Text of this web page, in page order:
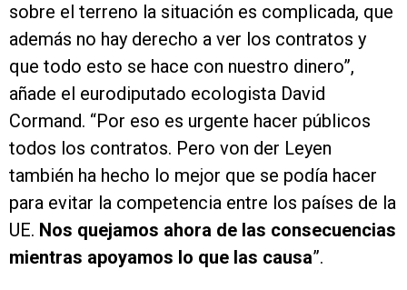
sobre el terreno la situación es complicada, que
además no hay derecho a ver los contratos y
que todo esto se hace con nuestro dinero”,
añade el eurodiputado ecologista David
Cormand. “Por eso es urgente hacer públicos
todos los contratos. Pero von der Leyen
también ha hecho lo mejor que se podía hacer
para evitar la competencia entre los países de la
UE. Nos quejamos ahora de las consecuencias
mientras apoyamos lo que las causa”.